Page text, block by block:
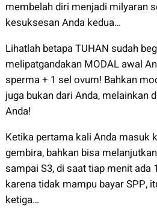
membelah diri menjadi milyaran
kesuksesan Anda kedua…
Lihatlah betapa TUHAN sudah
melipatgandakan MODAL awal
sperma + 1 sel ovum! Bahkan
juga bukan dari Anda, melainkan
Anda!
Ketika pertama kali Anda masuk
gembira, bahkan bisa
sampai S3, di saat tiap menit ada
karena tidak mampu bayar SPP,
ketiga…